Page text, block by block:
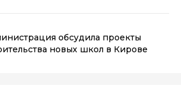
обсудила проекты
новых школ в Кирове